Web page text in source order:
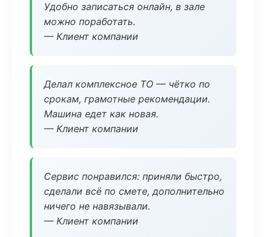
Удобно записаться онлайн, в зале
можно поработать.
— Клиент компании
Делал комплексное ТО — чётко по
срокам, грамотные рекомендации.
Машина едет как новая.
— Клиент компании
Сервис понравился: приняли быстро,
сделали всё по смете, дополнительно
ничего не навязывали.
— Клиент компании